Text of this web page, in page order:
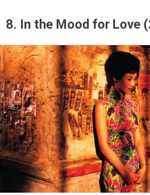
8. In the Mood for Love